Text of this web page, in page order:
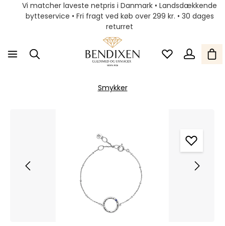
Vi matcher laveste netpris i Danmark • Landsdækkende
bytteservice • Fri fragt ved køb over 299 kr. • 30 dages
returret
Smykker